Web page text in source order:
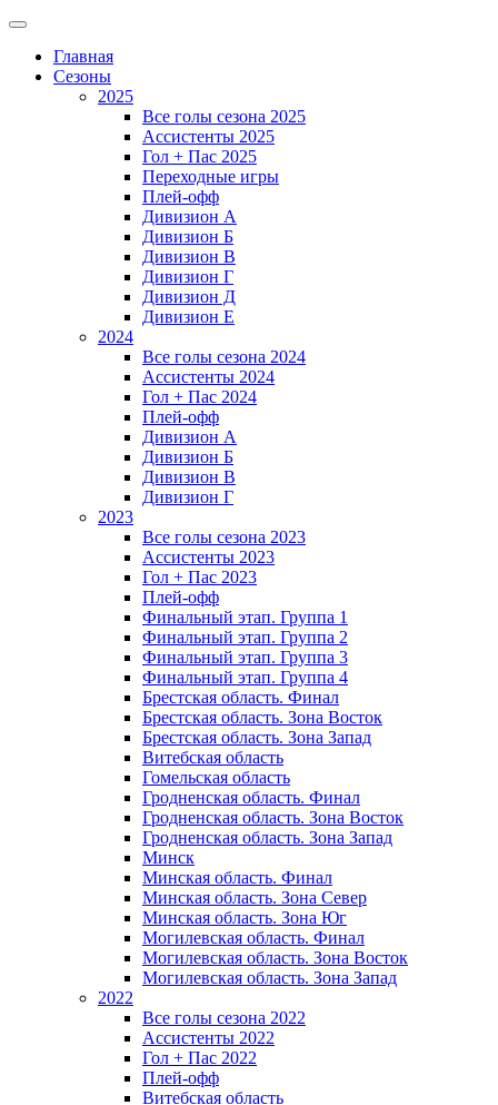
Главная
Сезоны
2025
Все голы сезона 2025
Ассистенты 2025
Гол + Пас 2025
Переходные игры
Плей-офф
Дивизион A
Дивизион Б
Дивизион В
Дивизион Г
Дивизион Д
Дивизион Е
2024
Все голы сезона 2024
Ассистенты 2024
Гол + Пас 2024
Плей-офф
Дивизион A
Дивизион Б
Дивизион В
Дивизион Г
2023
Все голы сезона 2023
Ассистенты 2023
Гол + Пас 2023
Плей-офф
Финальный этап. Группа 1
Финальный этап. Группа 2
Финальный этап. Группа 3
Финальный этап. Группа 4
Брестская область. Финал
Брестская область. Зона Восток
Брестская область. Зона Запад
Витебская область
Гомельская область
Гродненская область. Финал
Гродненская область. Зона Восток
Гродненская область. Зона Запад
Минск
Минская область. Финал
Минская область. Зона Север
Минская область. Зона Юг
Могилевская область. Финал
Могилевская область. Зона Восток
Могилевская область. Зона Запад
2022
Все голы сезона 2022
Ассистенты 2022
Гол + Пас 2022
Плей-офф
Витебская область